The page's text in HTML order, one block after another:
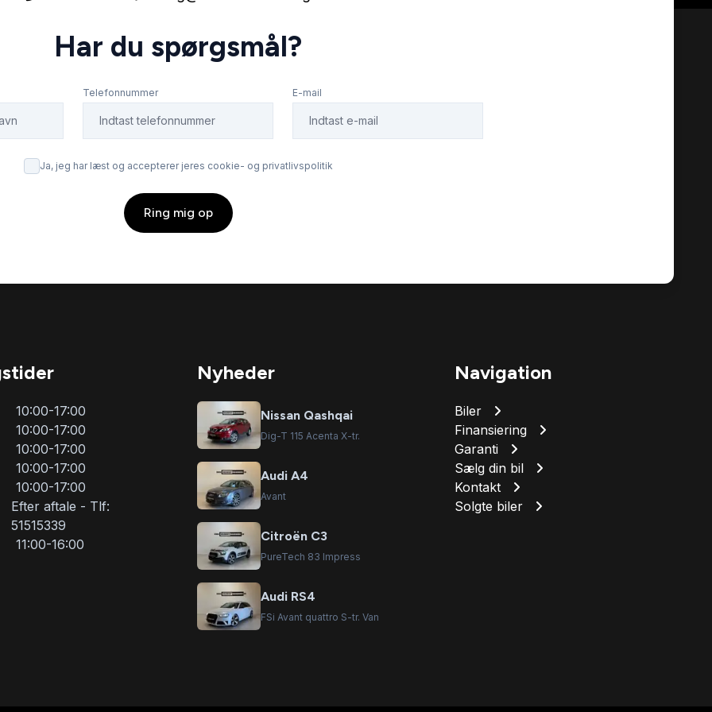
Har du spørgsmål?
Telefonnummer E-mail
Ja, jeg har læst og accepterer jeres cookie- og privatlivspolitik
Ring mig op
10:00-17:00
10:00-17:00
10:00-17:00
10:00-17:00
10:00-17:00
Efter aftale - Tlf:
51515339
11:00-16:00
Nyheder
Nissan Qashqai
Dig-T 115 Acenta X-tr.
Audi A4
Avant
Citroën C3
PureTech 83 Impress
Audi RS4
FSi Avant quattro S-tr. Van
Navigation
Biler
Finansiering
Garanti
Sælg din bil
Kontakt
Solgte biler